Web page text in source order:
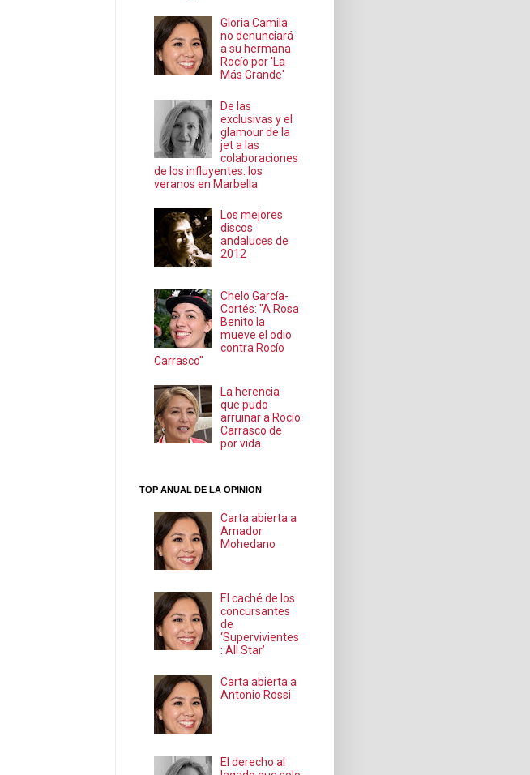
Gloria Camila
no denunciará
a su hermana
Rocío por 'La
Más Grande'
De las
exclusivas y el
glamour de la
jet a las
colaboraciones
de los influyentes: los
veranos en Marbella
Los mejores
discos
andaluces de
2012
Chelo García-
Cortés: "A Rosa
Benito la
mueve el odio
contra Rocío
Carrasco"
La herencia
que pudo
arruinar a Rocío
Carrasco de
por vida
TOP ANUAL DE LA OPINION
Carta abierta a
Amador
Mohedano
El caché de los
concursantes
de
‘Supervivientes
: All Star’
Carta abierta a
Antonio Rossi
El derecho al